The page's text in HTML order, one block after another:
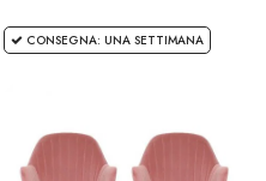
CONSEGNA: UNA SETTIMANA